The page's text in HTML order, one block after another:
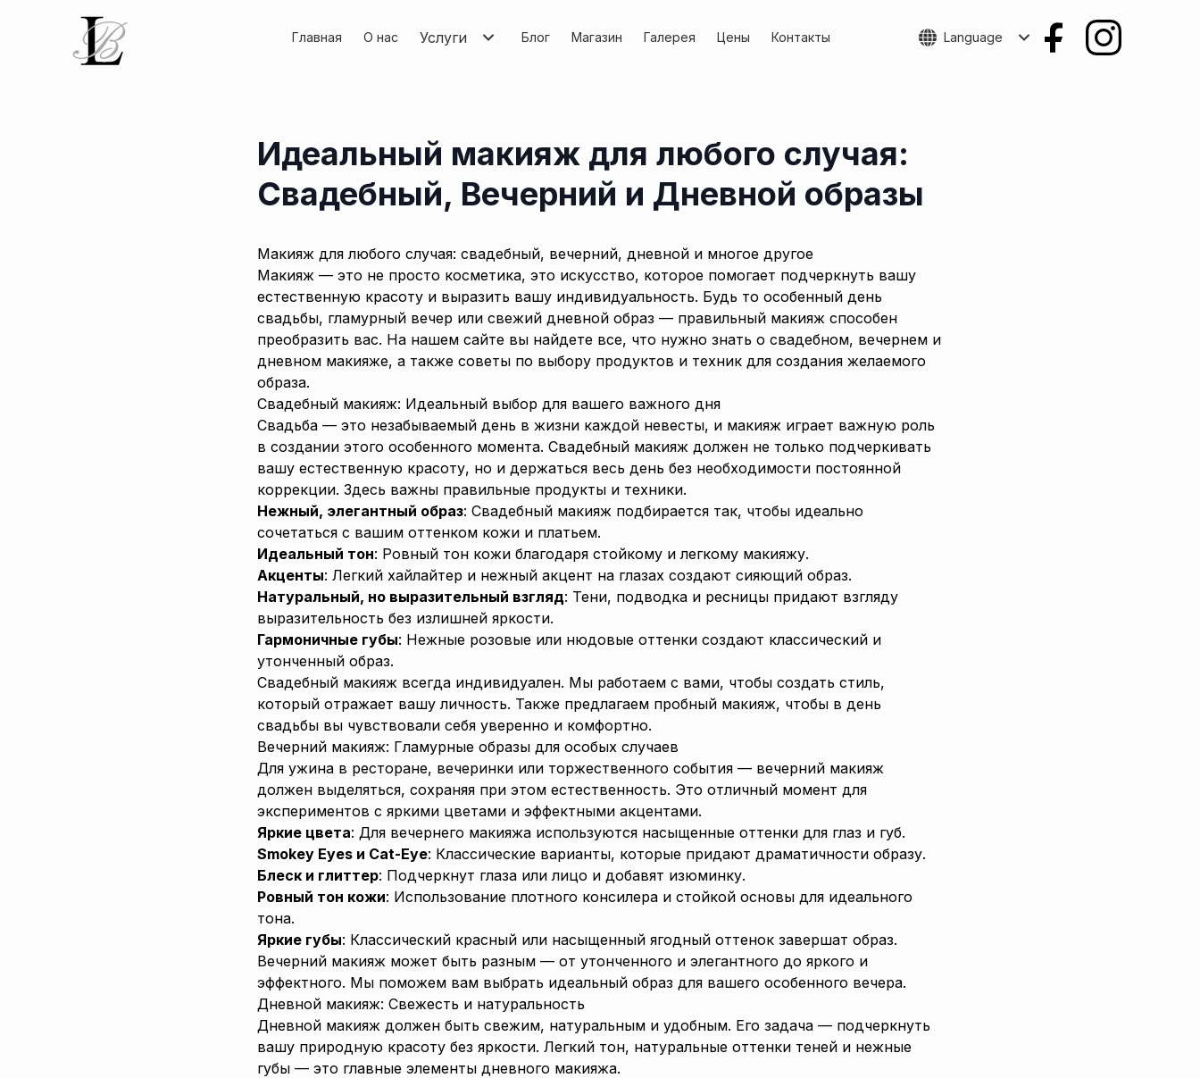
Главная О нас Услуги Блог Магазин Галерея Цены Контакты Language
Идеальный макияж для любого случая:
Свадебный, Вечерний и Дневной образы
Макияж для любого случая: свадебный, вечерний, дневной и многое другое
Макияж — это не просто косметика, это искусство, которое помогает подчеркнуть вашу
естественную красоту и выразить вашу индивидуальность. Будь то особенный день
свадьбы, гламурный вечер или свежий дневной образ — правильный макияж способен
преобразить вас. На нашем сайте вы найдете все, что нужно знать о свадебном, вечернем и
дневном макияже, а также советы по выбору продуктов и техник для создания желаемого
образа.
Свадебный макияж: Идеальный выбор для вашего важного дня
Свадьба — это незабываемый день в жизни каждой невесты, и макияж играет важную роль
в создании этого особенного момента. Свадебный макияж должен не только подчеркивать
вашу естественную красоту, но и держаться весь день без необходимости постоянной
коррекции. Здесь важны правильные продукты и техники.
Нежный, элегантный образ: Свадебный макияж подбирается так, чтобы идеально
сочетаться с вашим оттенком кожи и платьем.
Идеальный тон: Ровный тон кожи благодаря стойкому и легкому макияжу.
Акценты: Легкий хайлайтер и нежный акцент на глазах создают сияющий образ.
Натуральный, но выразительный взгляд: Тени, подводка и ресницы придают взгляду
выразительность без излишней яркости.
Гармоничные губы: Нежные розовые или нюдовые оттенки создают классический и
утонченный образ.
Свадебный макияж всегда индивидуален. Мы работаем с вами, чтобы создать стиль,
который отражает вашу личность. Также предлагаем пробный макияж, чтобы в день
свадьбы вы чувствовали себя уверенно и комфортно.
Вечерний макияж: Гламурные образы для особых случаев
Для ужина в ресторане, вечеринки или торжественного события — вечерний макияж
должен выделяться, сохраняя при этом естественность. Это отличный момент для
экспериментов с яркими цветами и эффектными акцентами.
Яркие цвета: Для вечернего макияжа используются насыщенные оттенки для глаз и губ.
Smokey Eyes и Cat-Eye: Классические варианты, которые придают драматичности образу.
Блеск и глиттер: Подчеркнут глаза или лицо и добавят изюминку.
Ровный тон кожи: Использование плотного консилера и стойкой основы для идеального
тона.
Яркие губы: Классический красный или насыщенный ягодный оттенок завершат образ.
Вечерний макияж может быть разным — от утонченного и элегантного до яркого и
эффектного. Мы поможем вам выбрать идеальный образ для вашего особенного вечера.
Дневной макияж: Свежесть и натуральность
Дневной макияж должен быть свежим, натуральным и удобным. Его задача — подчеркнуть
вашу природную красоту без яркости. Легкий тон, натуральные оттенки теней и нежные
губы — это главные элементы дневного макияжа.